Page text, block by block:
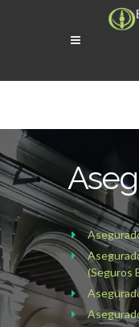
(Seguros